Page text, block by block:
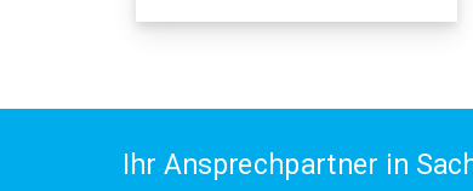
Ihr Ansprechpartner in